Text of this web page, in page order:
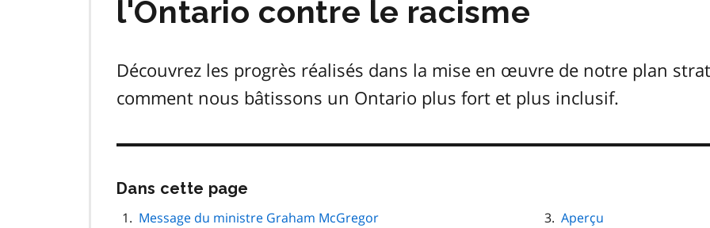
l'Ontario contre le racisme
Découvrez les progrès réalisés dans la mise en œuvre de notre plan
comment nous bâtissons un Ontario plus fort et plus inclusif.
Dans cette page
navigation
Message du ministre Graham McGregor
Aperçu